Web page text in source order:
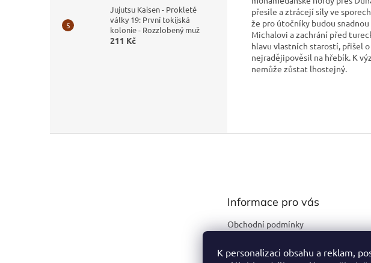
K personalizaci obsahu a reklam,
Jujutsu Kaisen - Prokleté
války 19: První tokijská
kolonie - Rozzlobený muž
211 Kč
přesile a ztrácejí síly ve
že pro útočníky budou
Michalovi a zachrání před
hlavu vlastních starostí, přišel
nejradějipověsil na hřebík. K
nemůže zůstat lhostejný.
Informace pro vás
Obchodní podmínky
údajů